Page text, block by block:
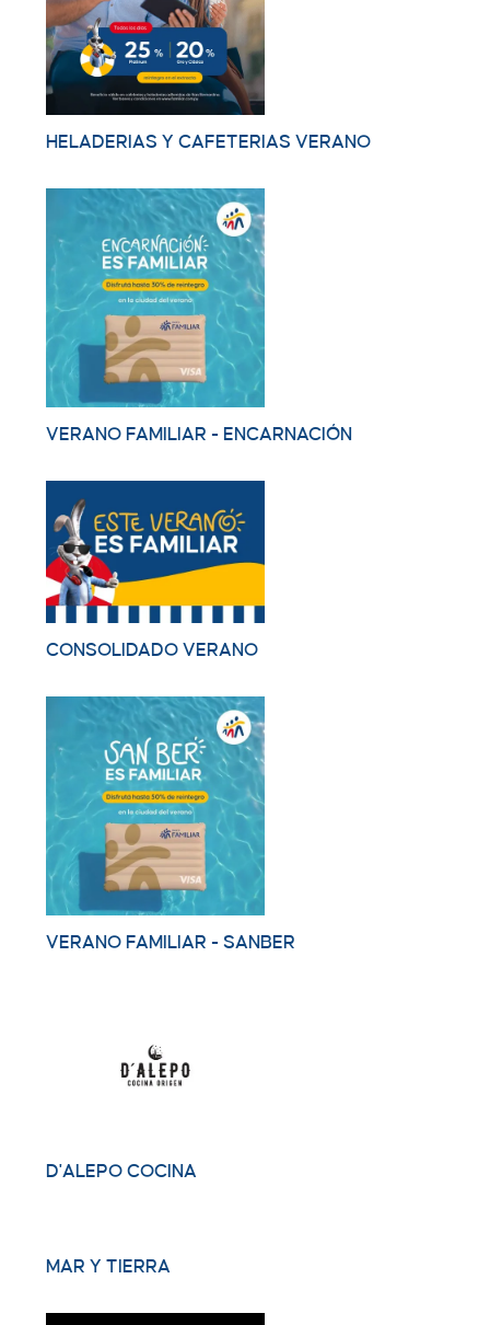
HELADERIAS Y CAFETERIAS VERANO
VERANO FAMILIAR - ENCARNACIÓN
CONSOLIDADO VERANO
VERANO FAMILIAR - SANBER
D'ALEPO COCINA
MAR Y TIERRA